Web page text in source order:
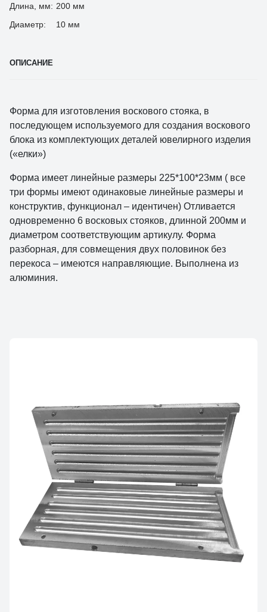
Длина, мм: 200 мм
Диаметр:
10 мм
ОПИСАНИЕ
Форма для изготовления воскового стояка, в
последующем используемого для создания воскового
блока из комплектующих деталей ювелирного изделия
(«елки»)
Форма имеет линейные размеры 225*100*23мм ( все
три формы имеют одинаковые линейные размеры и
конструктив, функционал – идентичен) Отливается
одновременно 6 восковых стояков, длинной 200мм и
диаметром соответствующим артикулу. Форма
разборная, для совмещения двух половинок без
перекоса – имеются направляющие. Выполнена из
алюминия.